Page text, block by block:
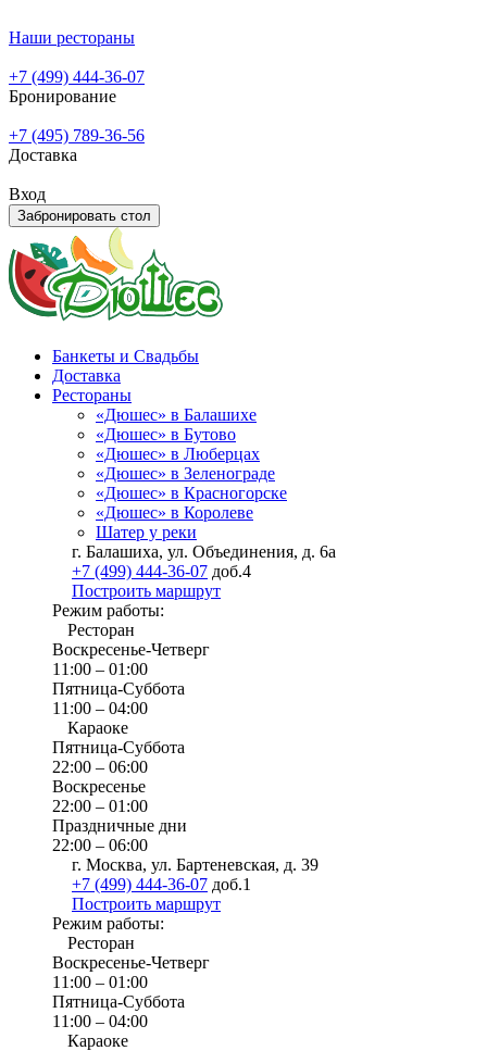
Наши рестораны
+7 (499) 444-36-07
Бронирование
+7 (495) 789-36-56
Доставка
Вход
Забронировать стол
Банкеты и Свадьбы
Доставка
Рестораны
«Дюшес» в Балашихе
«Дюшес» в Бутово
«Дюшес» в Люберцах
«Дюшес» в Зеленограде
«Дюшес» в Красногорске
«Дюшес» в Королеве
Шатер у реки
г. Балашиха, ул. Объединения, д. 6а
+7 (499) 444-36-07 доб.4
Построить маршрут
Режим работы:
Ресторан
Воскресенье-Четверг
11:00 – 01:00
Пятница-Суббота
11:00 – 04:00
Караоке
Пятница-Суббота
22:00 – 06:00
Воскресенье
22:00 – 01:00
Праздничные дни
22:00 – 06:00
г. Москва, ул. Бартеневская, д. 39
+7 (499) 444-36-07 доб.1
Построить маршрут
Режим работы:
Ресторан
Воскресенье-Четверг
11:00 – 01:00
Пятница-Суббота
11:00 – 04:00
Караоке